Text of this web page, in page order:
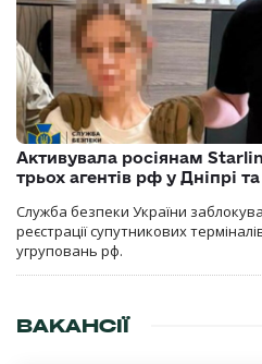
Активувала росіянам
трьох агентів рф у Дніпрі
Служба безпеки України
реєстрації супутникових
угруповань рф.
ВАКАНСІЇ